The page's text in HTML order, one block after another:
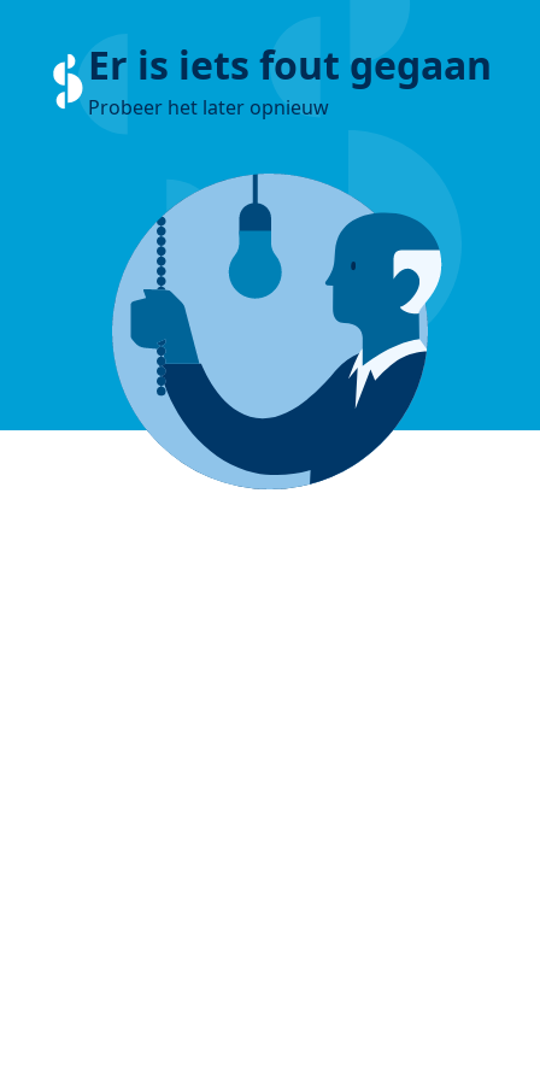
Er is iets fout gegaan
Probeer het later opnieuw